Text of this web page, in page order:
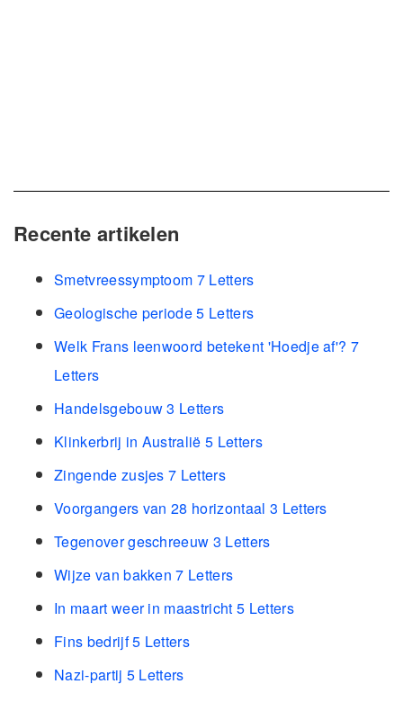
Recente artikelen
Smetvreessymptoom 7 Letters
Geologische periode 5 Letters
Welk Frans leenwoord betekent 'Hoedje af'? 7
Letters
Handelsgebouw 3 Letters
Klinkerbrij in Australië 5 Letters
Zingende zusjes 7 Letters
Voorgangers van 28 horizontaal 3 Letters
Tegenover geschreeuw 3 Letters
Wijze van bakken 7 Letters
In maart weer in maastricht 5 Letters
Fins bedrijf 5 Letters
Nazi-partij 5 Letters